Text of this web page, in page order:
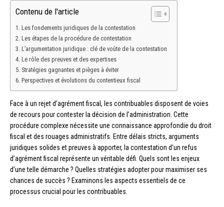
Contenu de l'article
Les fondements juridiques de la contestation
Les étapes de la procédure de contestation
L’argumentation juridique : clé de voûte de la contestation
Le rôle des preuves et des expertises
Stratégies gagnantes et pièges à éviter
Perspectives et évolutions du contentieux fiscal
Face à un rejet d’agrément fiscal, les contribuables disposent de voies
de recours pour contester la décision de l’administration. Cette
procédure complexe nécessite une connaissance approfondie du droit
fiscal et des rouages administratifs. Entre délais stricts, arguments
juridiques solides et preuves à apporter, la contestation d’un refus
d’agrément fiscal représente un véritable défi. Quels sont les enjeux
d’une telle démarche ? Quelles stratégies adopter pour maximiser ses
chances de succès ? Examinons les aspects essentiels de ce
processus crucial pour les contribuables.